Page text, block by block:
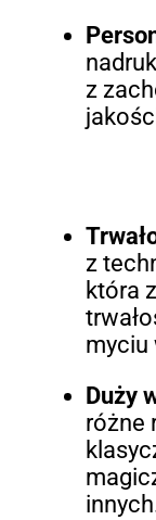
z
z
która
myciu
Duży
różne